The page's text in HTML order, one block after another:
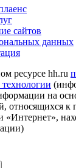
сайтов
данных
ресурсе hh.ru
на
относящихся к
«Интернет»,